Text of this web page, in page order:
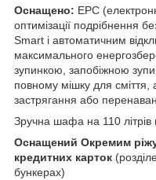
Оснащено: EPC
оптимізації подрібнення
Smart і автоматичним
максимального
зупинкою, запобіжною
повному мішку для
застрягання або
Зручна шафа на 110 літрів
Оснащений Окремим
кредитних карток
бункерах)